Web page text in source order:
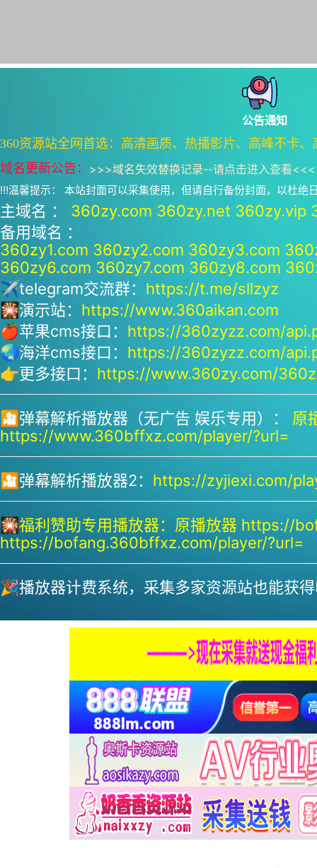
公告通知
360资源站全网首选：高清画质、热播影片、高峰不卡
域名更新公告： >>>域名失效替换记录--请点击进入查看<<<
!!!温馨提示： 本站封面可以采集使用，但请自行备份封面，以杜绝
主域名 ： 360zy.com 360zy.net 360zy.vip
备用域名 ：
360zy1.com 360zy2.com 360zy3.com
360zy6.com 360zy7.com 360zy8.com
✈telegram交流群： https://t.me/sllzyz
🎇演示站： https://www.360aikan.com
🍎苹果cms接口： https://360zyzz.com/
🌏海洋cms接口： https://360zyzz.com/
👉更多接口： https://www.360zy.com/
🎦弹幕解析播放器（无广告 娱乐专用）： 原
https://www.360bffxz.com/player/?url=
🎦弹幕解析播放器2： https://zyjiexi.com/
🎇福利赞助专用播放器： 原播放器 https://
https://bofang.360bffxz.com/player/?url=
🎉播放器计费系统，采集多家资源站也能获